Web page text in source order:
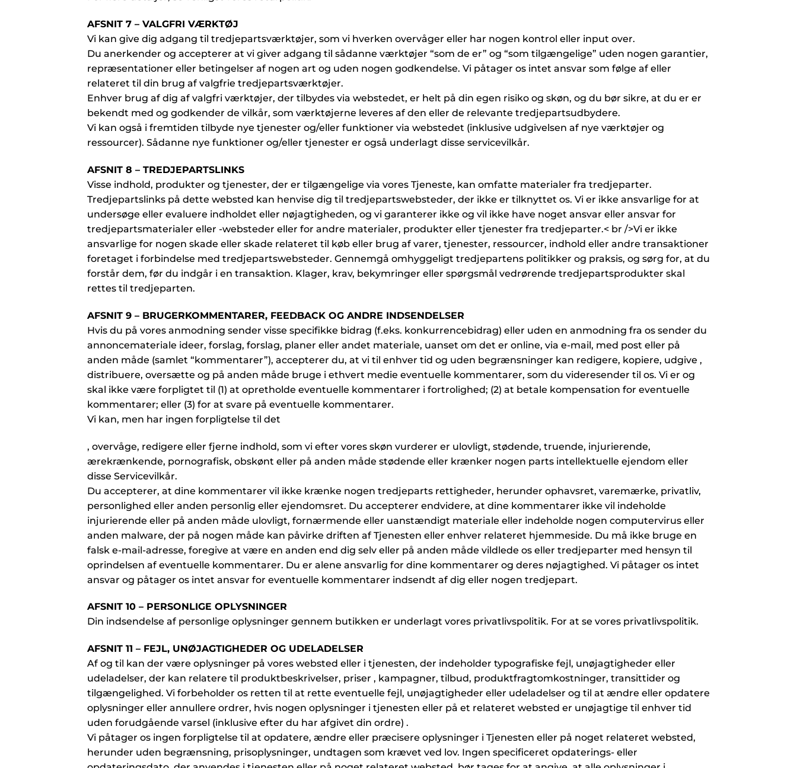
AFSNIT 7 – VALGFRI VÆRKTØJ
Vi kan give dig adgang til tredjepartsværktøjer, som vi hverken overvåger eller har nogen kontrol eller input over.
Du anerkender og accepterer at vi giver adgang til sådanne værktøjer “som de er” og “som tilgængelige” uden nogen garantier,
repræsentationer eller betingelser af nogen art og uden nogen godkendelse. Vi påtager os intet ansvar som følge af eller
relateret til din brug af valgfrie tredjepartsværktøjer.
Enhver brug af dig af valgfri værktøjer, der tilbydes via webstedet, er helt på din egen risiko og skøn, og du bør sikre, at du er er
bekendt med og godkender de vilkår, som værktøjerne leveres af den eller de relevante tredjepartsudbydere.
Vi kan også i fremtiden tilbyde nye tjenester og/eller funktioner via webstedet (inklusive udgivelsen af nye værktøjer og
ressourcer). Sådanne nye funktioner og/eller tjenester er også underlagt disse servicevilkår.
AFSNIT 8 – TREDJEPARTSLINKS
Visse indhold, produkter og tjenester, der er tilgængelige via vores Tjeneste, kan omfatte materialer fra tredjeparter.
Tredjepartslinks på dette websted kan henvise dig til tredjepartswebsteder, der ikke er tilknyttet os. Vi er ikke ansvarlige for at
undersøge eller evaluere indholdet eller nøjagtigheden, og vi garanterer ikke og vil ikke have noget ansvar eller ansvar for
tredjepartsmaterialer eller -websteder eller for andre materialer, produkter eller tjenester fra tredjeparter.< br />Vi er ikke
ansvarlige for nogen skade eller skade relateret til køb eller brug af varer, tjenester, ressourcer, indhold eller andre transaktioner
foretaget i forbindelse med tredjepartswebsteder. Gennemgå omhyggeligt tredjepartens politikker og praksis, og sørg for, at du
forstår dem, før du indgår i en transaktion. Klager, krav, bekymringer eller spørgsmål vedrørende tredjepartsprodukter skal
rettes til tredjeparten.
AFSNIT 9 – BRUGERKOMMENTARER, FEEDBACK OG ANDRE INDSENDELSER
Hvis du på vores anmodning sender visse specifikke bidrag (f.eks. konkurrencebidrag) eller uden en anmodning fra os sender du
annoncemateriale ideer, forslag, forslag, planer eller andet materiale, uanset om det er online, via e-mail, med post eller på
anden måde (samlet “kommentarer”), accepterer du, at vi til enhver tid og uden begrænsninger kan redigere, kopiere, udgive ,
distribuere, oversætte og på anden måde bruge i ethvert medie eventuelle kommentarer, som du videresender til os. Vi er og
skal ikke være forpligtet til (1) at opretholde eventuelle kommentarer i fortrolighed; (2) at betale kompensation for eventuelle
kommentarer; eller (3) for at svare på eventuelle kommentarer.
Vi kan, men har ingen forpligtelse til det
, overvåge, redigere eller fjerne indhold, som vi efter vores skøn vurderer er ulovligt, stødende, truende, injurierende,
ærekrænkende, pornografisk, obskønt eller på anden måde stødende eller krænker nogen parts intellektuelle ejendom eller
disse Servicevilkår.
Du accepterer, at dine kommentarer vil ikke krænke nogen tredjeparts rettigheder, herunder ophavsret, varemærke, privatliv,
personlighed eller anden personlig eller ejendomsret. Du accepterer endvidere, at dine kommentarer ikke vil indeholde
injurierende eller på anden måde ulovligt, fornærmende eller uanstændigt materiale eller indeholde nogen computervirus eller
anden malware, der på nogen måde kan påvirke driften af Tjenesten eller enhver relateret hjemmeside. Du må ikke bruge en
falsk e-mail-adresse, foregive at være en anden end dig selv eller på anden måde vildlede os eller tredjeparter med hensyn til
oprindelsen af eventuelle kommentarer. Du er alene ansvarlig for dine kommentarer og deres nøjagtighed. Vi påtager os intet
ansvar og påtager os intet ansvar for eventuelle kommentarer indsendt af dig eller nogen tredjepart.
AFSNIT 10 – PERSONLIGE OPLYSNINGER
Din indsendelse af personlige oplysninger gennem butikken er underlagt vores privatlivspolitik. For at se vores privatlivspolitik.
AFSNIT 11 – FEJL, UNØJAGTIGHEDER OG UDELADELSER
Af og til kan der være oplysninger på vores websted eller i tjenesten, der indeholder typografiske fejl, unøjagtigheder eller
udeladelser, der kan relatere til produktbeskrivelser, priser , kampagner, tilbud, produktfragtomkostninger, transittider og
tilgængelighed. Vi forbeholder os retten til at rette eventuelle fejl, unøjagtigheder eller udeladelser og til at ændre eller opdatere
oplysninger eller annullere ordrer, hvis nogen oplysninger i tjenesten eller på et relateret websted er unøjagtige til enhver tid
uden forudgående varsel (inklusive efter du har afgivet din ordre) .
Vi påtager os ingen forpligtelse til at opdatere, ændre eller præcisere oplysninger i Tjenesten eller på noget relateret websted,
herunder uden begrænsning, prisoplysninger, undtagen som krævet ved lov. Ingen specificeret opdaterings- eller